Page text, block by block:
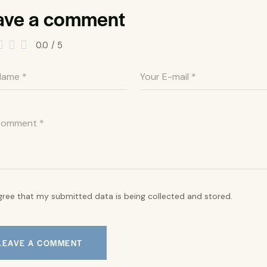
a comment
0.0 / 5
that my submitted data is being collected and stored.